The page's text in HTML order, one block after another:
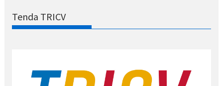
Tenda TRICV